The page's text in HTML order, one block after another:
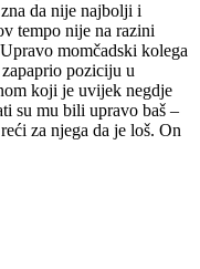
da nije najbolji i
tempo nije na razini
momčadski kolega
poziciju u
koji je uvijek negdje
su mu bili upravo baš –
za njega da je loš. On